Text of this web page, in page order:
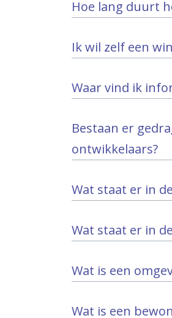
Hoe lang duurt
Ik wil zelf een
Waar vind ik
Bestaan er
ontwikkelaars?
Wat staat er in
Wat staat er in
Wat is een
Wat is een